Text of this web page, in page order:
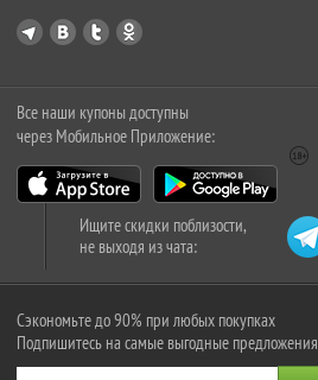
Все наши купоны доступны
через Мобильное Приложение:
Ищите скидки поблизости,
не выходя из чата:
Сэкономьте до 90% при любых покупках
Подпишитесь на самые выгодные предложения